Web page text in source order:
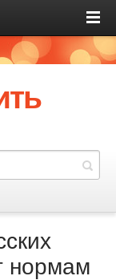
нормам